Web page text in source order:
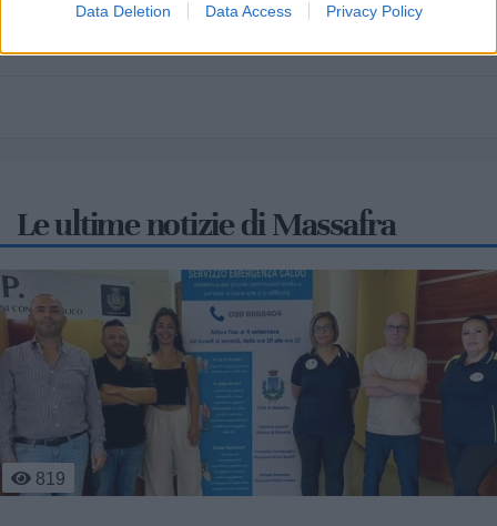
Data Deletion Data Access Privacy Policy
Scopri tutte le notizie, gli eventi e la Web TV di Cia Puglia - Area
Le ultime notizie di Massafra
819